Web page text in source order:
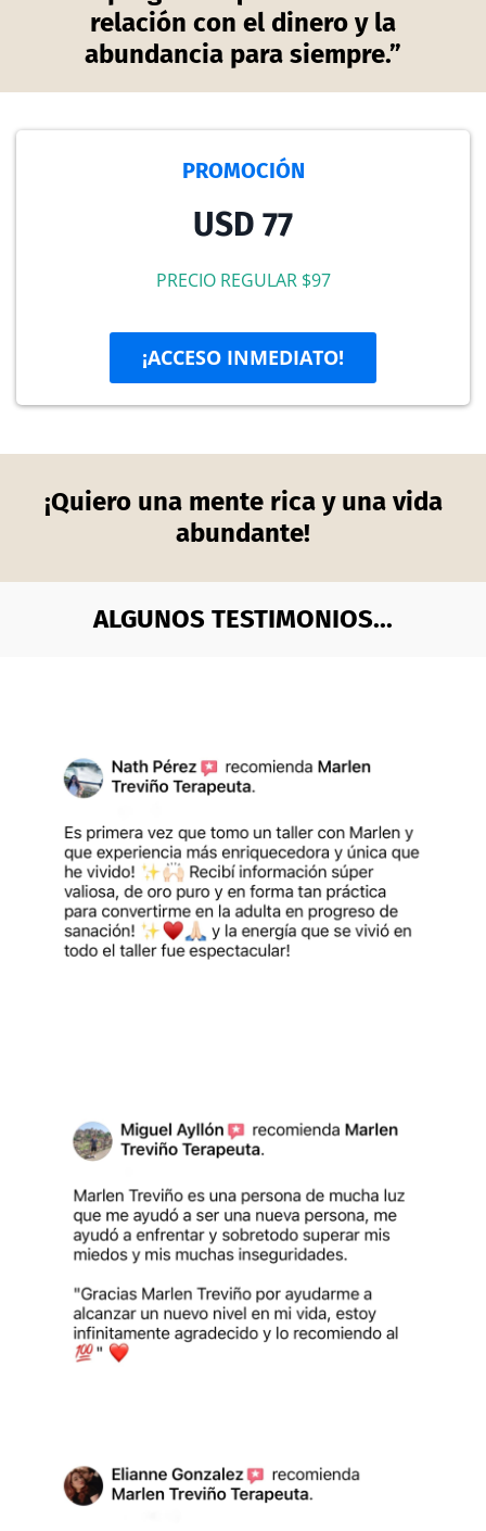
relación con el dinero y la
abundancia para siempre.”
PROMOCIÓN
USD 77
PRECIO REGULAR $97
¡ACCESO INMEDIATO!
¡Quiero una mente rica y una vida
abundante!
ALGUNOS TESTIMONIOS...